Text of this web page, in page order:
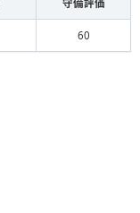
守備評価
60